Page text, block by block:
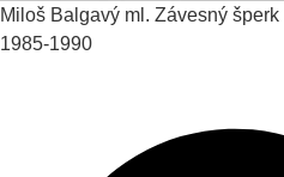
Miloš Balgavý ml. Závesný šperk
1985-1990